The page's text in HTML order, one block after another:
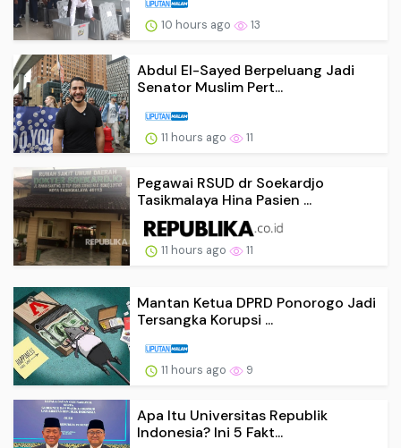
10 hours ago 13
Abdul El-Sayed Berpeluang Jadi
Senator Muslim Pert...
11 hours ago 11
Pegawai RSUD dr Soekardjo
Tasikmalaya Hina Pasien ...
11 hours ago 11
Mantan Ketua DPRD Ponorogo Jadi
Tersangka Korupsi ...
11 hours ago 9
Apa Itu Universitas Republik
Indonesia? Ini 5 Fakt...